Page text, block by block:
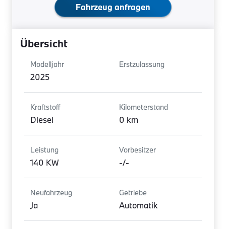
Fahrzeug anfragen
Übersicht
Modelljahr
2025
Erstzulassung
Kraftstoff
Diesel
Kilometerstand
0 km
Leistung
140 KW
Vorbesitzer
-/-
Neufahrzeug
Ja
Getriebe
Automatik